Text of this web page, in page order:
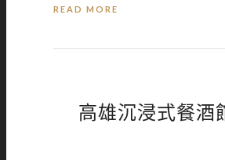
READ MORE
高雄沉浸式餐酒